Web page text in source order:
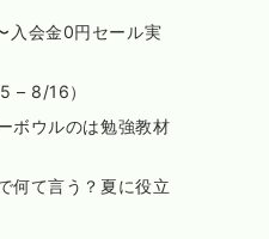
入会金0円セール実
– 8/16）
ボウルのは勉強教材
何て言う？夏に役立